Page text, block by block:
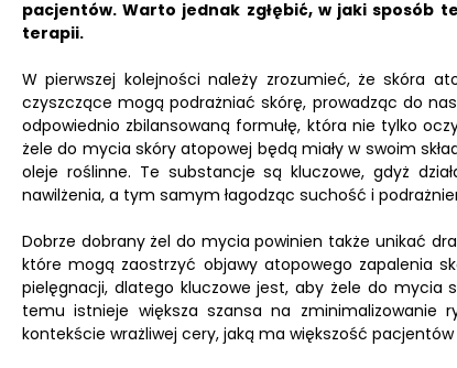
pacjentów. Warto jednak zgłębić, w jaki sposób
terapii.
W pierwszej kolejności należy zrozumieć, że skóra
czyszczące mogą podrażniać skórę, prowadząc do
odpowiednio zbilansowaną formułę, która nie tylko
żele do mycia skóry atopowej będą miały w swoim
oleje roślinne. Te substancje są kluczowe, gdyż
nawilżenia, a tym samym łagodząc suchość i
Dobrze dobrany żel do mycia powinien także unikać
które mogą zaostrzyć objawy atopowego zapalenia
pielęgnacji, dlatego kluczowe jest, aby żele do mycia
temu istnieje większa szansa na zminimalizowanie
kontekście wrażliwej cery, jaką ma większość pacjentów